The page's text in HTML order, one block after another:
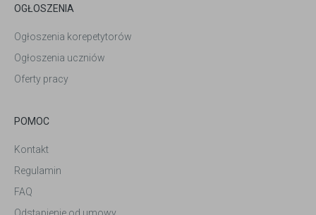
OGŁOSZENIA
Ogłoszenia korepetytorów
Ogłoszenia uczniów
Oferty pracy
POMOC
Kontakt
Regulamin
FAQ